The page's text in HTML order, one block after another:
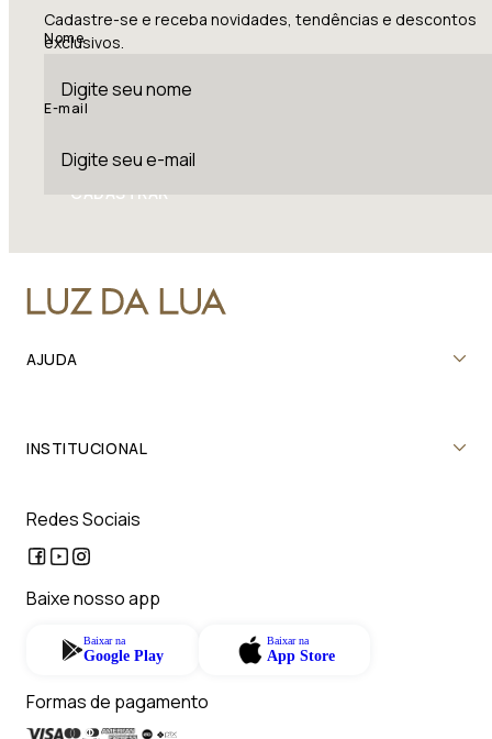
Cadastre-se e receba novidades, tendências e descontos
exclusivos.
Nome
E-mail
CADASTRAR
AJUDA
INSTITUCIONAL
Redes Sociais
Baixe nosso app
Baixar na
Google Play
Baixar na
App Store
Formas de pagamento